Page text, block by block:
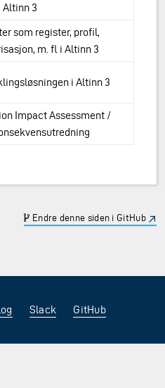
3
som register, profil,
m. fl i Altinn 3
i Altinn 3
Impact Assessment /
Endre denne siden i GitHub
Slack GitHub